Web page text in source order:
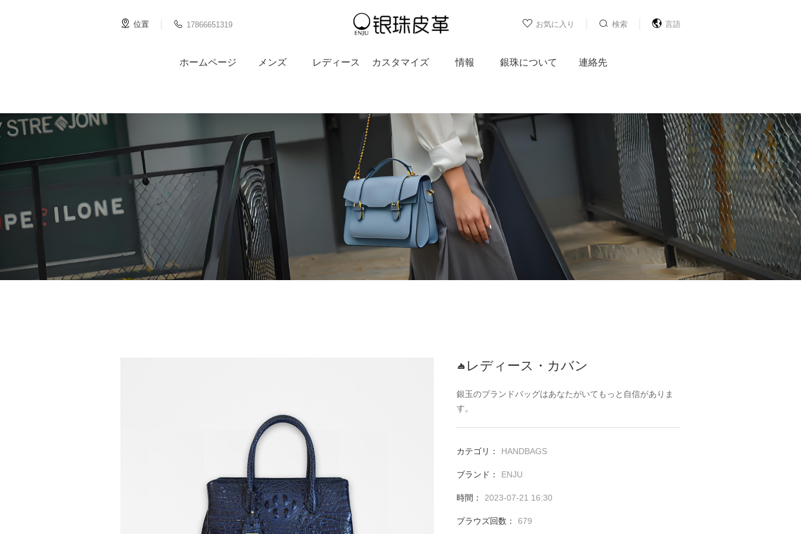
 位置  17866651319  お気に入り  検索  言語
ホームページ メンズ レディース カスタマイズ 情報 銀珠について 連絡先
 レディース・カバン
銀玉のブランドバッグはあなたがいてもっと自信がありま
す。
カテゴリ： HANDBAGS
ブランド： ENJU
時間： 2023-07-21 16:30
ブラウズ回数： 679